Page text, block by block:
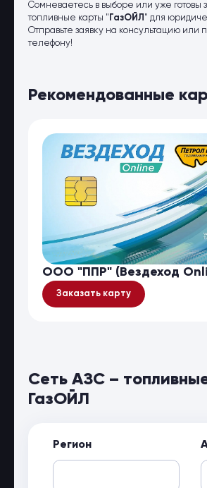
Сомневаетесь в выборе или уже готовы
топливные карты " ГазОЙЛ " для
Отправьте заявку на консультацию или
телефону!
Рекомендованные
ООО "ППР" (Вездеход
Заказать карту
Сеть АЗС –
ГазОЙЛ
Регион